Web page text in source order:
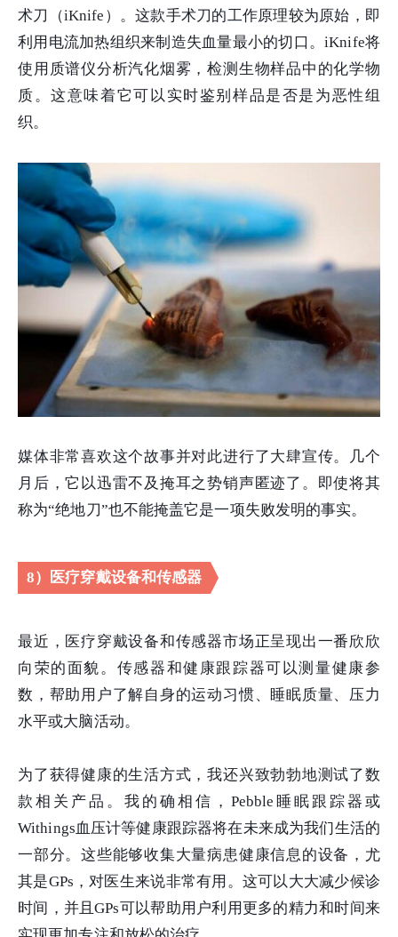
术刀（iKnife）。这款手术刀的工作原理较为原始，即
利用电流加热组织来制造失血量最小的切口。iKnife将
使用质谱仪分析汽化烟雾，检测生物样品中的化学物
质。这意味着它可以实时鉴别样品是否是为恶性组
织。
媒体非常喜欢这个故事并对此进行了大肆宣传。几个
月后，它以迅雷不及掩耳之势销声匿迹了。即使将其
称为“绝地刀”也不能掩盖它是一项失败发明的事实。
8）医疗穿戴设备和传感器
最近，医疗穿戴设备和传感器市场正呈现出一番欣欣
向荣的面貌。传感器和健康跟踪器可以测量健康参
数，帮助用户了解自身的运动习惯、睡眠质量、压力
水平或大脑活动。
为了获得健康的生活方式，我还兴致勃勃地测试了数
款相关产品。我的确相信，Pebble睡眠跟踪器或
Withings血压计等健康跟踪器将在未来成为我们生活的
一部分。这些能够收集大量病患健康信息的设备，尤
其是GPs，对医生来说非常有用。这可以大大减少候诊
时间，并且GPs可以帮助用户利用更多的精力和时间来